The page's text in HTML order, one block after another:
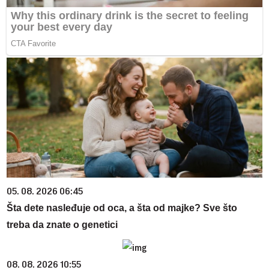
05. 08. 2026 06:45
Šta dete nasleđuje od oca, a šta od majke? Sve što
treba da znate o genetici
08. 08. 2026 10:55